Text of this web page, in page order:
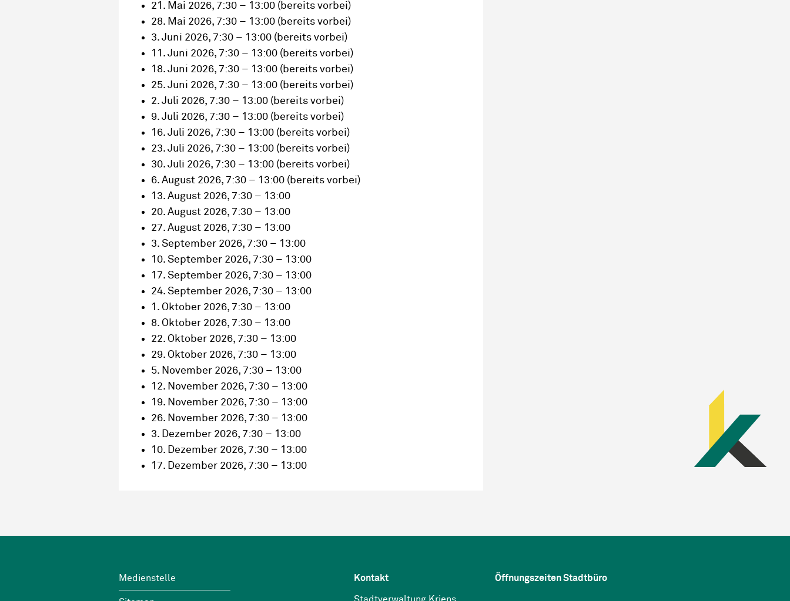
21. Mai 2026, 7:30 – 13:00 (bereits vorbei)
28. Mai 2026, 7:30 – 13:00 (bereits vorbei)
3. Juni 2026, 7:30 – 13:00 (bereits vorbei)
11. Juni 2026, 7:30 – 13:00 (bereits vorbei)
18. Juni 2026, 7:30 – 13:00 (bereits vorbei)
25. Juni 2026, 7:30 – 13:00 (bereits vorbei)
2. Juli 2026, 7:30 – 13:00 (bereits vorbei)
9. Juli 2026, 7:30 – 13:00 (bereits vorbei)
16. Juli 2026, 7:30 – 13:00 (bereits vorbei)
23. Juli 2026, 7:30 – 13:00 (bereits vorbei)
30. Juli 2026, 7:30 – 13:00 (bereits vorbei)
6. August 2026, 7:30 – 13:00 (bereits vorbei)
13. August 2026, 7:30 – 13:00
20. August 2026, 7:30 – 13:00
27. August 2026, 7:30 – 13:00
3. September 2026, 7:30 – 13:00
10. September 2026, 7:30 – 13:00
17. September 2026, 7:30 – 13:00
24. September 2026, 7:30 – 13:00
1. Oktober 2026, 7:30 – 13:00
8. Oktober 2026, 7:30 – 13:00
22. Oktober 2026, 7:30 – 13:00
29. Oktober 2026, 7:30 – 13:00
5. November 2026, 7:30 – 13:00
12. November 2026, 7:30 – 13:00
19. November 2026, 7:30 – 13:00
26. November 2026, 7:30 – 13:00
3. Dezember 2026, 7:30 – 13:00
10. Dezember 2026, 7:30 – 13:00
17. Dezember 2026, 7:30 – 13:00
Wichtige Links
Medienstelle Kontakt Öffnungszeiten Stadtbüro